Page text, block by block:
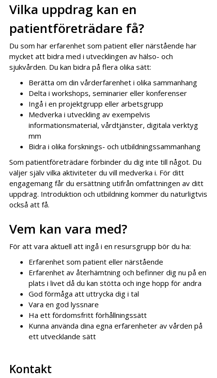
Vilka uppdrag kan en
patientföreträdare få?
Du som har erfarenhet som patient eller närstående har
mycket att bidra med i utvecklingen av hälso- och
sjukvården. Du kan bidra på flera olika sätt:
Berätta om din vårderfarenhet i olika sammanhang
Delta i workshops, seminarier eller konferenser
Ingå i en projektgrupp eller arbetsgrupp
Medverka i utveckling av exempelvis
informationsmaterial, vårdtjänster, digitala verktyg
mm
Bidra i olika forsknings- och utbildningssammanhang
Som patientföreträdare förbinder du dig inte till något. Du
väljer själv vilka aktiviteter du vill medverka i. För ditt
engagemang får du ersättning utifrån omfattningen av ditt
uppdrag. Introduktion och utbildning kommer du naturligtvis
också att få.
Vem kan vara med?
För att vara aktuell att ingå i en resursgrupp bör du ha:
Erfarenhet som patient eller närstående
Erfarenhet av återhämtning och befinner dig nu på en
plats i livet då du kan stötta och inge hopp för andra
God förmåga att uttrycka dig i tal
Vara en god lyssnare
Ha ett fördomsfritt förhållningssätt
Kunna använda dina egna erfarenheter av vården på
ett utvecklande sätt
Kontakt